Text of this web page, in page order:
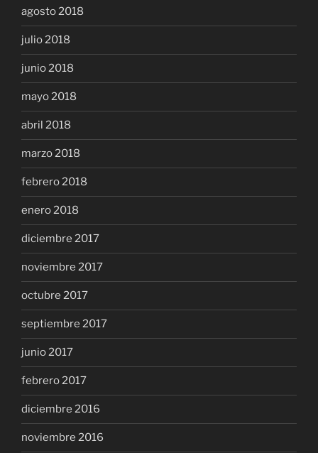
agosto 2018
julio 2018
junio 2018
mayo 2018
abril 2018
marzo 2018
febrero 2018
enero 2018
diciembre 2017
noviembre 2017
octubre 2017
septiembre 2017
junio 2017
febrero 2017
diciembre 2016
noviembre 2016